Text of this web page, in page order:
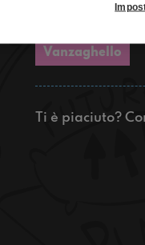
Vanzaghello
Ti è piaciuto?